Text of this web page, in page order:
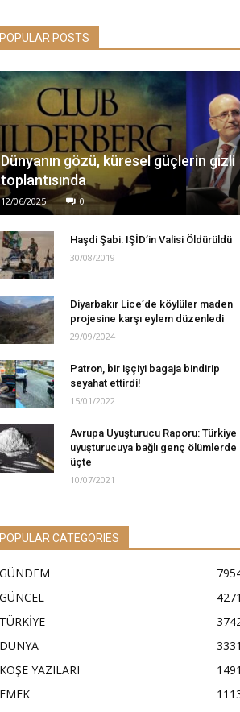
POPULAR POSTS
Dünyanın gözü, küresel güçlerin gizli
toplantısında
12/06/2025 0
Haşdi Şabi: IŞİD’in Valisi Öldürüldü
30/08/2019
Diyarbakır Lice’de köylüler maden
projesine karşı eylem düzenledi
29/09/2024
Patron, bir işçiyi bagaja bindirip
seyahat ettirdi!
15/01/2022
Avrupa Uyuşturucu Raporu: Türkiye
uyuşturucuya bağlı genç ölümlerde
üçte
10/07/2021
POPULAR CATEGORIES
GÜNDEM
GÜNCEL
4271
TÜRKİYE
DÜNYA
3331
KÖŞE YAZILARI
1491
EMEK